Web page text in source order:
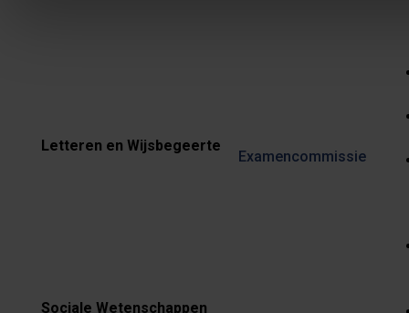
Letteren en Wijsbegeerte
Examencommissie
Sociale Wetenschappen